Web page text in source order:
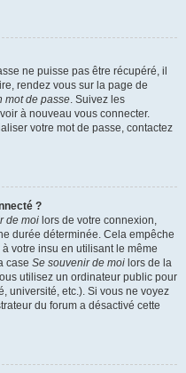
ne puisse pas être récupéré, il
rendez vous sur la page de
mot de passe. Suivez les
à nouveau vous connecter.
votre mot de passe, contactez
?
de moi lors de votre connexion,
durée déterminée. Cela empêche
votre insu en utilisant le même
case Se souvenir de moi lors de la
utilisez un ordinateur public pour
université, etc.). Si vous ne voyez
du forum a désactivé cette